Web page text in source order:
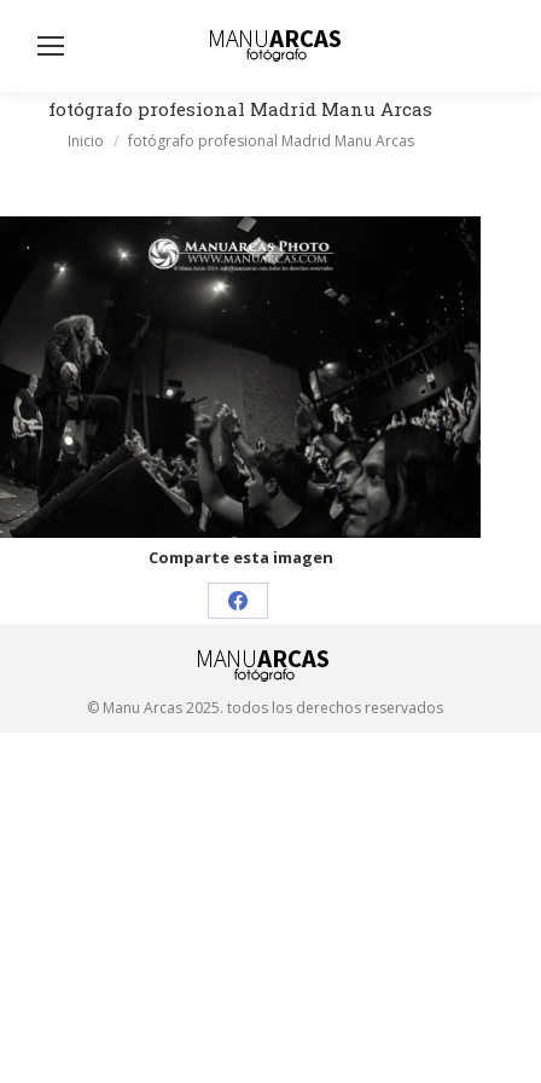
fotógrafo profesional Madrid Manu Arcas
Estás aquí:
Inicio fotógrafo profesional Madrid Manu Arcas
Comparte esta imagen
Share
on
Facebook
© Manu Arcas 2025. todos los derechos reservados